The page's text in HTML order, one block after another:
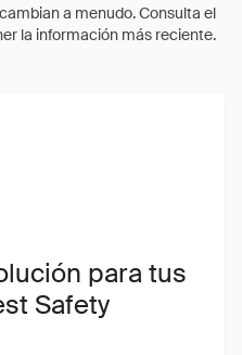
para tus
Safety